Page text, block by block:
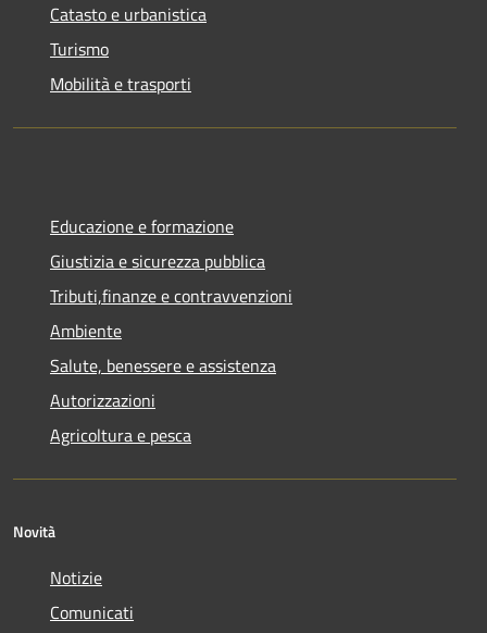
Catasto e urbanistica
Turismo
Mobilità e trasporti
Educazione e formazione
Giustizia e sicurezza pubblica
Tributi,finanze e contravvenzioni
Ambiente
Salute, benessere e assistenza
Autorizzazioni
Agricoltura e pesca
Novità
Notizie
Comunicati